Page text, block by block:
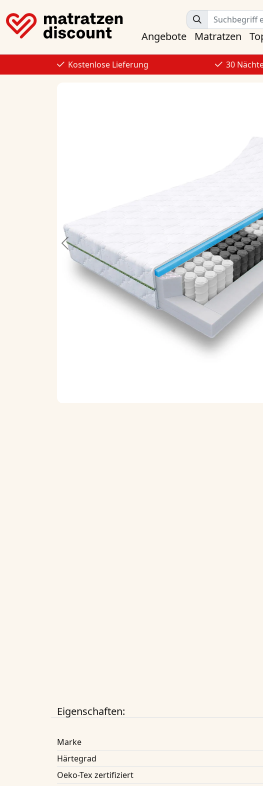
Angebote Matratzen
Kostenlose Lieferung 30
Previous
Eigenschaften:
Marke
Härtegrad
Oeko-Tex zertifiziert